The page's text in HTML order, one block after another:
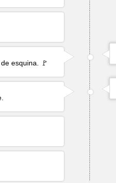
esquina. 🚩